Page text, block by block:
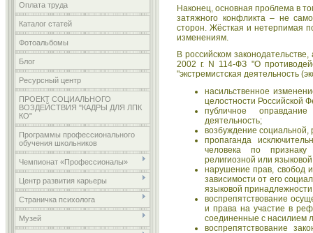
Оплата труда
Каталог статей
Фотоальбомы
Блог
Ресурсный центр
ПРОЕКТ СОЦИАЛЬНОГО
ВОЗДЕЙСТВИЯ "КАДРЫ ДЛЯ ЛПК
КО"
Программы профессионального
обучения школьников
Чемпионат «Профессионалы»
Центр развития карьеры
Страничка психолога
Музей
Наконец, основная проблема в
затяжного конфликта – не
сторон. Жёсткая и нетерпимая
изменениям.
В российском
2002 г. N 114-ФЗ "О
"экстремистская деятельность
насильственное
целостности Российской
публичное
деятельность;
возбуждение социальной,
пропаганда
человека по признаку
религиозной или
нарушение прав, свобод
зависимости от его
языковой
воспрепятствование
и права на участие в
соединенные с насилием
воспрепятствование